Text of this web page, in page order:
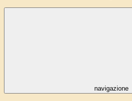
navigazione